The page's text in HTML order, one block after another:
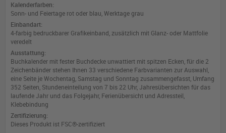
Kalenderfarben:
Sonn- und Feiertage rot oder blau, Werktage grau
Einbandart:
4-farbig bedruckbarer Grafikeinband, zusätzlich mit Glanz- oder Mattfolie
veredelt
Ausstattung:
Buchkalender mit fester Buchdecke unwattiert mit spitzen Ecken, für die 2
Zeichenbänder stehen Ihnen 33 verschiedene Farbvarianten zur Auswahl,
eine Seite je Wochentag, Samstag und Sonntag zusammengefasst, Umfang
352 Seiten, Stundeneinteilung von 7 bis 22 Uhr, Jahresübersichten für das
laufende Jahr und das Folgejahr, Ferienübersicht und Adressteil,
Klebebindung
Zertifizierung:
Dieses Produkt ist FSC®-zertifiziert